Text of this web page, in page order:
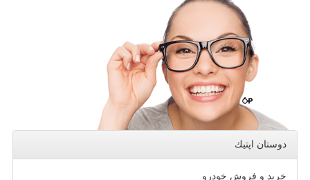
دوستان اپتیك
خرید و فروش خودرو